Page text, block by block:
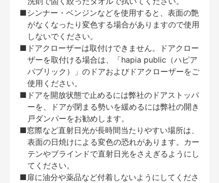
■シンナー・ベンジンなどを使用すると、表面の艶
がなくなったり変色する場合がありますので使用
しないでください。
■ドアクローザーは取付けできません。ドアクロー
ザーを取付ける場合は、「hapia public（ハピア
パブリック）」のドアおよびドアクローザーをご
使用ください。
■ドアを開放状態で止めるには弊社のドアストッパ
ーを、ドアが閉まる勢いを緩めるには弊社の開き
戸ダンパーをお勧めします。
■窓際など直射日光が長時間当たりやすい場所は、
表面の日焼けによる変色の恐れがあります。カー
テンやブラインドで直射日光をさえぎるようにし
てください。
■扉に油分や薬品など付着しないようにしてくださ